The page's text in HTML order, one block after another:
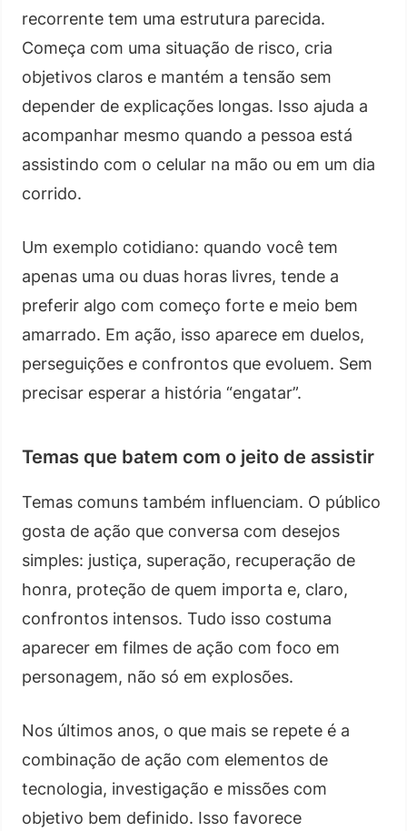
recorrente tem uma estrutura parecida.
Começa com uma situação de risco, cria
objetivos claros e mantém a tensão sem
depender de explicações longas. Isso ajuda a
acompanhar mesmo quando a pessoa está
assistindo com o celular na mão ou em um dia
corrido.
Um exemplo cotidiano: quando você tem
apenas uma ou duas horas livres, tende a
preferir algo com começo forte e meio bem
amarrado. Em ação, isso aparece em duelos,
perseguições e confrontos que evoluem. Sem
precisar esperar a história “engatar”.
Temas que batem com o jeito de assistir
Temas comuns também influenciam. O público
gosta de ação que conversa com desejos
simples: justiça, superação, recuperação de
honra, proteção de quem importa e, claro,
confrontos intensos. Tudo isso costuma
aparecer em filmes de ação com foco em
personagem, não só em explosões.
Nos últimos anos, o que mais se repete é a
combinação de ação com elementos de
tecnologia, investigação e missões com
objetivo bem definido. Isso favorece